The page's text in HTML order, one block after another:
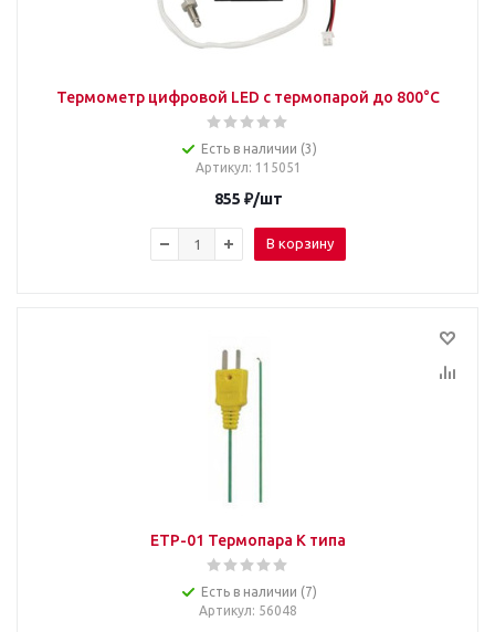
Термометр цифровой LED с термопарой до 800°C
Есть в наличии (3)
Артикул: 115051
855 ₽/шт
В корзину
ETP-01 Термопара К типа
Есть в наличии (7)
Артикул: 56048